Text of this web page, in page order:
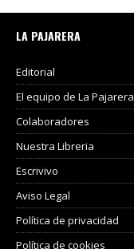
LA PAJARERA
Editorial
El equipo de La Pajarera
Colaboradores
Nuestra Libreria
Escrivivo
Aviso Legal
Política de privacidad
Política de cookies